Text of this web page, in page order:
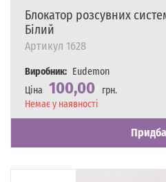
Блокатор розсувних
Білий
Артикул 1628
Виробник: Eudemon
Ціна 100,00
грн.
Наявність
Немає у наявності